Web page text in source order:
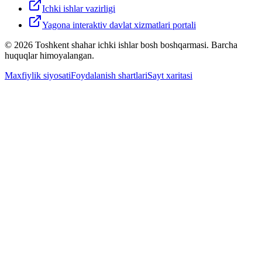
Ichki ishlar vazirligi
Yagona interaktiv davlat xizmatlari portali
© 2026 Toshkent shahar ichki ishlar bosh boshqarmasi. Barcha
huquqlar himoyalangan.
Maxfiylik siyosatiFoydalanish shartlariSayt xaritasi